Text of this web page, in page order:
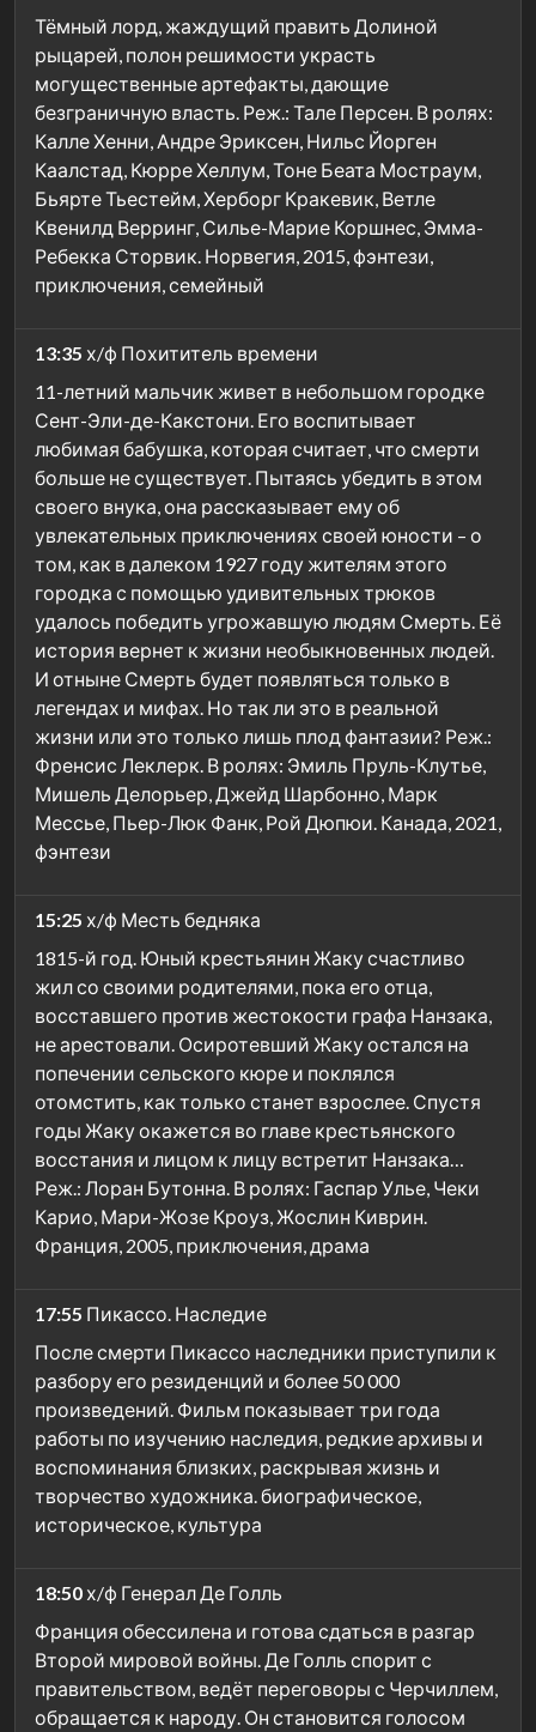
Тёмный лорд, жаждущий править Долиной
рыцарей, полон решимости украсть
могущественные артефакты, дающие
безграничную власть. Реж.: Тале Персен. В ролях:
Калле Хенни, Андре Эриксен, Нильс Йорген
Каалстад, Кюрре Хеллум, Тоне Беата Мостраум,
Бьярте Тьестейм, Херборг Кракевик, Ветле
Квенилд Верринг, Силье-Марие Коршнес, Эмма-
Ребекка Сторвик. Норвегия, 2015, фэнтези,
приключения, семейный
13:35 х/ф Похититель времени
11-летний мальчик живет в небольшом городке
Сент-Эли-де-Какстони. Его воспитывает
любимая бабушка, которая считает, что смерти
больше не существует. Пытаясь убедить в этом
своего внука, она рассказывает ему об
увлекательных приключениях своей юности – о
том, как в далеком 1927 году жителям этого
городка с помощью удивительных трюков
удалось победить угрожавшую людям Смерть. Её
история вернет к жизни необыкновенных людей.
И отныне Смерть будет появляться только в
легендах и мифах. Но так ли это в реальной
жизни или это только лишь плод фантазии? Реж.:
Френсис Леклерк. В ролях: Эмиль Пруль-Клутье,
Мишель Делорьер, Джейд Шарбонно, Марк
Мессье, Пьер-Люк Фанк, Рой Дюпюи. Канада, 2021,
фэнтези
15:25 х/ф Месть бедняка
1815-й год. Юный крестьянин Жаку счастливо
жил со своими родителями, пока его отца,
восставшего против жестокости графа Нанзака,
не арестовали. Осиротевший Жаку остался на
попечении сельского кюре и поклялся
отомстить, как только станет взрослее. Спустя
годы Жаку окажется во главе крестьянского
восстания и лицом к лицу встретит Нанзака…
Реж.: Лоран Бутонна. В ролях: Гаспар Улье, Чеки
Карио, Мари-Жозе Кроуз, Жослин Киврин.
Франция, 2005, приключения, драма
17:55 Пикассо. Наследие
После смерти Пикассо наследники приступили к
разбору его резиденций и более 50 000
произведений. Фильм показывает три года
работы по изучению наследия, редкие архивы и
воспоминания близких, раскрывая жизнь и
творчество художника. биографическое,
историческое, культура
18:50 х/ф Генерал Де Голль
Франция обессилена и готова сдаться в разгар
Второй мировой войны. Де Голль спорит с
правительством, ведёт переговоры с Черчиллем,
обращается к народу. Он становится голосом